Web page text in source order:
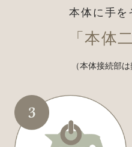
本体に手を
「本体
（本体接続部